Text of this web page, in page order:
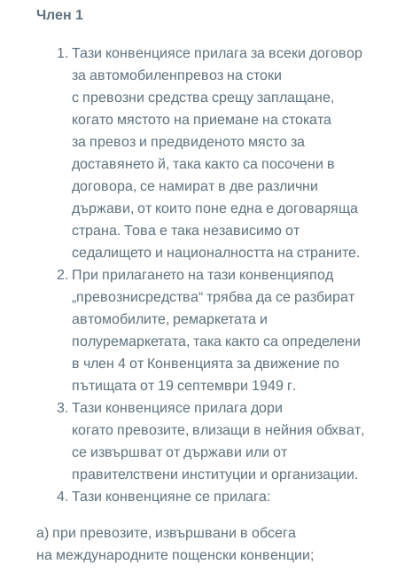
Член 1
Тази конвенциясе прилага за всеки договор
за автомобиленпревоз на стоки
с превозни средства срещу заплащане,
когато мястото на приемане на стоката
за превоз и предвиденото място за
доставянето й, така както са посочени в
договора, се намират в две различни
държави, от които поне една е договаряща
страна. Това е така независимо от
седалището и националността на страните.
При прилагането на тази конвенцияпод
„превознисредства“ трябва да се разбират
автомобилите, ремаркетата и
полуремаркетата, така както са определени
в член 4 от Конвенцията за движение по
пътищата от 19 септември 1949 г.
Тази конвенциясе прилага дори
когато превозите, влизащи в нейния обхват,
се извършват от държави или от
правителствени институции и организации.
Тази конвенцияне се прилага:
а) при превозите, извършвани в обсега
на международните пощенски конвенции;